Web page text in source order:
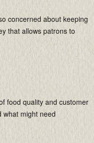
concerned about keeping
that allows patrons to
food quality and customer
what might need